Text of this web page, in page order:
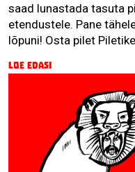
saad lunastada tasuta
etendustele. Pane
lõpuni! Osta pilet
Loe edasi